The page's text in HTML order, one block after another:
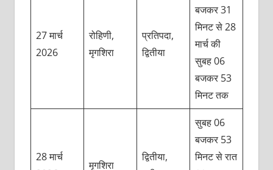
27 मार्च
2026
रोहिणी,
मृगशिरा
प्रतिपदा,
द्वितीया
बजकर 31
मिनट से 28
मार्च की
सुबह 06
बजकर 53
मिनट तक
28 मार्च
मृगशिरा
द्वितीया,
सुबह 06
बजकर 53
मिनट से रात